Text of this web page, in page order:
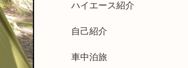
ハイエース紹介
自己紹介
車中泊旅